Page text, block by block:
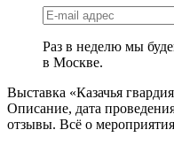
Раз в неделю мы
в Москве.
Выставка «Казачья
Описание, дата
отзывы. Всё о